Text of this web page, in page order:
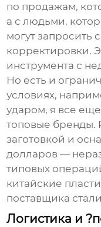
по продажам,
а с людьми,
могут запросить
корректировки.
инструмента с
Но есть и
условиях,
ударом, я все
топовые бренды.
заготовкой и
долларов —
типовых
китайские
поставщика
Логистика и